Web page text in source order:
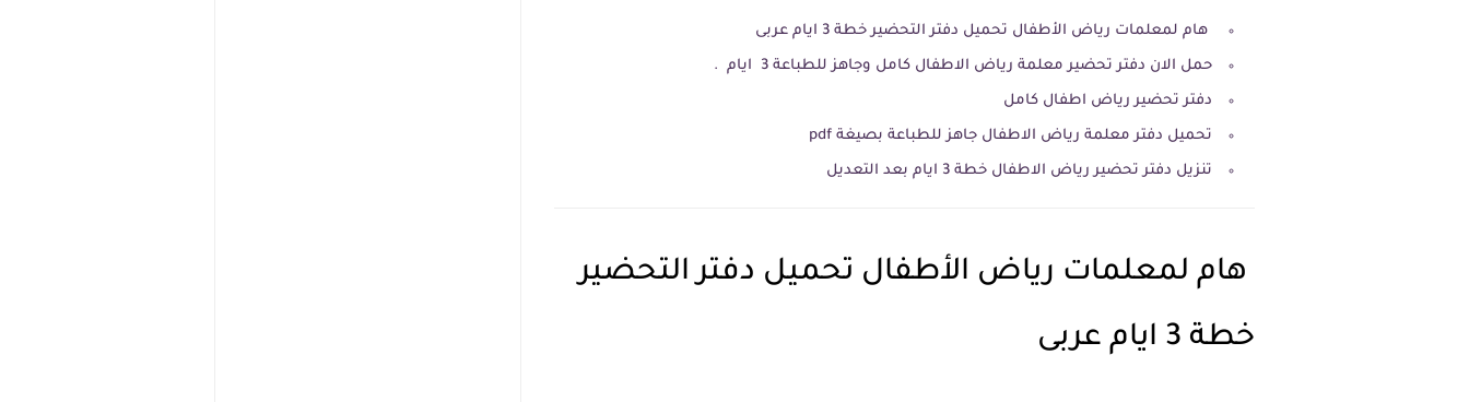
هام لمعلمات رياض الأطفال تحميل دفتر التحضير خطة 3 ايام عربى
حمل الان دفتر تحضير معلمة رياض الاطفال كامل وجاهز للطباعة 3 ايام .
دفتر تحضير رياض اطفال كامل
تحميل دفتر معلمة رياض الاطفال جاهز للطباعة بصيغة pdf
تنزيل دفتر تحضير رياض الاطفال خطة 3 ايام بعد التعديل
هام لمعلمات رياض الأطفال تحميل دفتر التحضير
خطة 3 ايام عربى